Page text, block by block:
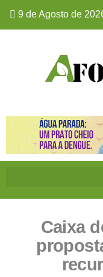
9 de Agosto de
Caixa